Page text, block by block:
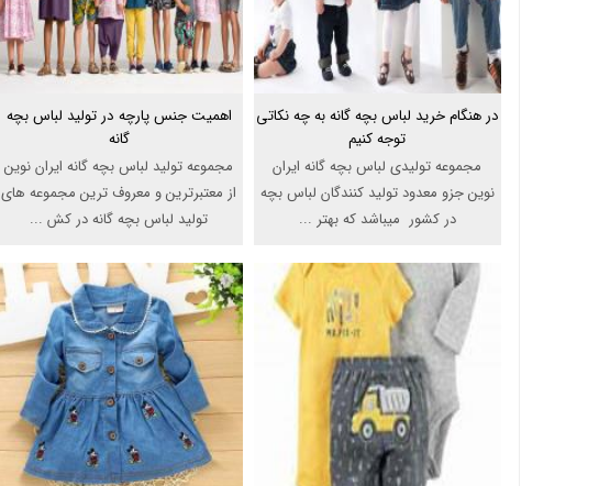
در هنگام خرید لباس بچه گانه به چه نکاتی
توجه کنیم
مجموعه تولیدی لباس بچه گانه ایران
نوین جزو معدود تولید کنندگان لباس بچه
در کشور میباشد که بهتر ...
اهمیت جنس پارچه در تولید لباس بچه
گانه
مجموعه تولید لباس بچه گانه ایران نوین
از معتبرترین و معروف ترین مجموعه های
تولید لباس بچه گانه در کش ...